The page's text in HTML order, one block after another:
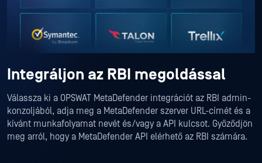
Integráljon az RBI megoldással
Válassza ki a OPSWAT MetaDefender integrációt az RBI admin-
konzoljából, adja meg a MetaDefender szerver URL-címét és a
kívánt munkafolyamat nevét és/vagy a API kulcsot. Győződjön
meg arról, hogy a MetaDefender API elérhető az RBI számára.